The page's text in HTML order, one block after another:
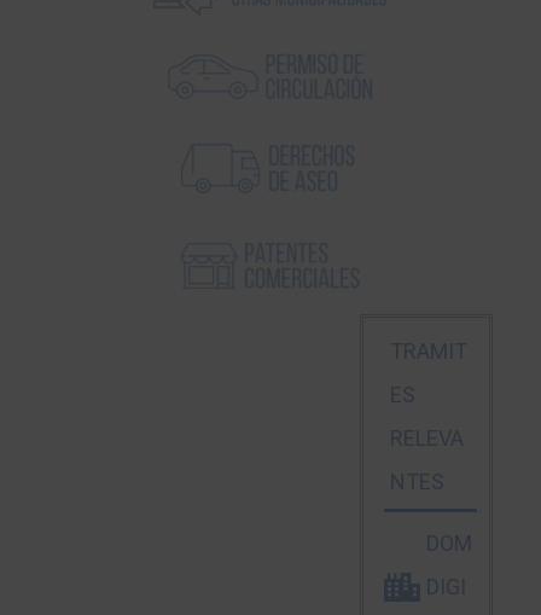
TRAMIT
ES
RELEVA
NTES
DOM
DIGI